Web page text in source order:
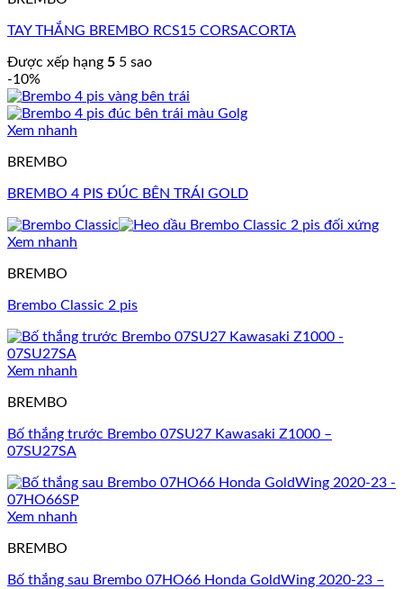
TAY THẮNG BREMBO RCS15 CORSACORTA
Được xếp hạng 5 5 sao
-10%
Xem nhanh
BREMBO
BREMBO 4 PIS ĐÚC BÊN TRÁI GOLD
Xem nhanh
BREMBO
Brembo Classic 2 pis
Xem nhanh
BREMBO
Bố thắng trước Brembo 07SU27 Kawasaki Z1000 –
07SU27SA
Xem nhanh
BREMBO
Bố thắng sau Brembo 07HO66 Honda GoldWing 2020-23 –